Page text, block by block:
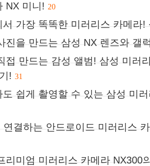
NX 미니! 20
서 가장 똑똑한 미러리스 카메라!
진을 만드는 삼성 NX 렌즈와 갤
접 만드는 감성 앨범! 삼성 미러
! 31
도 쉽게 촬영할 수 있는 삼성 미
연결하는 안드로이드 미러리스
리미엄 미러리스 카메라 NX300